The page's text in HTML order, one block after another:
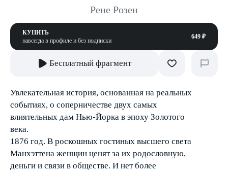
Рене Розен
КУПИТЬ
навсегда в профиле и без подписки
649 ₽
Бесплатный фрагмент
Увлекательная история, основанная на реальных
событиях, о соперничестве двух самых
влиятельных дам Нью-Йорка в эпоху Золотого
века.
1876 год. В роскошных гостиных высшего света
Манхэттена женщин ценят за их родословную,
деньги и связи в обществе. И нет более